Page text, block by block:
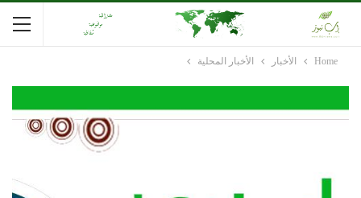
Home الأخبار الأخبار المحلية